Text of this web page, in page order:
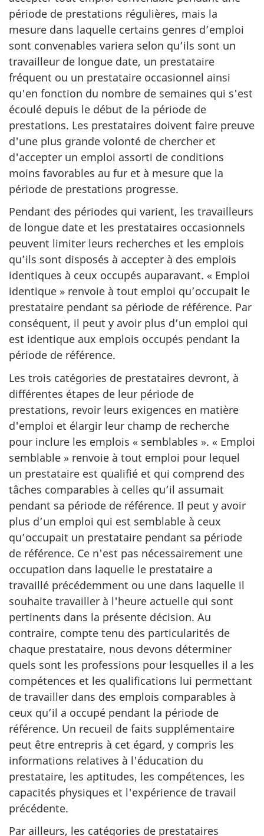
période de prestations régulières, mais la
mesure dans laquelle certains genres d’emploi
sont convenables variera selon qu’ils sont un
travailleur de longue date, un prestataire
fréquent ou un prestataire occasionnel ainsi
qu'en fonction du nombre de semaines qui s'est
écoulé depuis le début de la période de
prestations. Les prestataires doivent faire preuve
d'une plus grande volonté de chercher et
d'accepter un emploi assorti de conditions
moins favorables au fur et à mesure que la
période de prestations progresse.
Pendant des périodes qui varient, les travailleurs
de longue date et les prestataires occasionnels
peuvent limiter leurs recherches et les emplois
qu’ils sont disposés à accepter à des emplois
identiques à ceux occupés auparavant. « Emploi
identique » renvoie à tout emploi qu’occupait le
prestataire pendant sa période de référence. Par
conséquent, il peut y avoir plus d’un emploi qui
est identique aux emplois occupés pendant la
période de référence.
Les trois catégories de prestataires devront, à
différentes étapes de leur période de
prestations, revoir leurs exigences en matière
d'emploi et élargir leur champ de recherche
pour inclure les emplois « semblables ». « Emploi
semblable » renvoie à tout emploi pour lequel
un prestataire est qualifié et qui comprend des
tâches comparables à celles qu’il assumait
pendant sa période de référence. Il peut y avoir
plus d’un emploi qui est semblable à ceux
qu’occupait un prestataire pendant sa période
de référence. Ce n'est pas nécessairement une
occupation dans laquelle le prestataire a
travaillé précédemment ou une dans laquelle il
souhaite travailler à l'heure actuelle qui sont
pertinents dans la présente décision. Au
contraire, compte tenu des particularités de
chaque prestataire, nous devons déterminer
quels sont les professions pour lesquelles il a les
compétences et les qualifications lui permettant
de travailler dans des emplois comparables à
ceux qu’il a occupé pendant la période de
référence. Un recueil de faits supplémentaire
peut être entrepris à cet égard, y compris les
informations relatives à l'éducation du
prestataire, les aptitudes, les compétences, les
capacités physiques et l'expérience de travail
précédente.
Par ailleurs, les catégories de prestataires